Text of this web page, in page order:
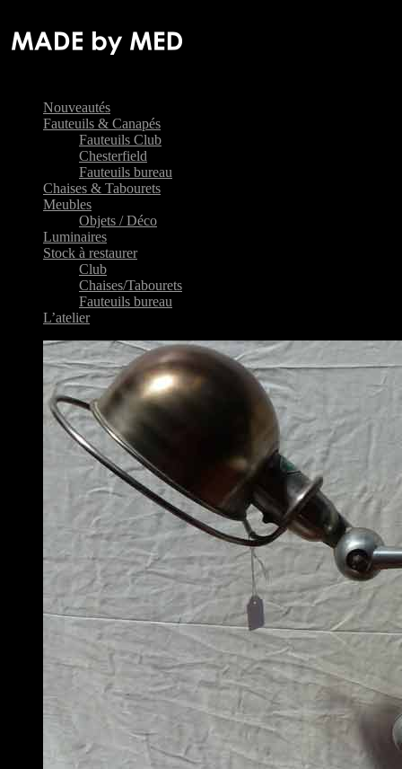
Nouveautés
Fauteuils & Canapés
Fauteuils Club
Chesterfield
Fauteuils bureau
Chaises & Tabourets
Meubles
Objets / Déco
Luminaires
Stock à restaurer
Club
Chaises/Tabourets
Fauteuils bureau
L’atelier